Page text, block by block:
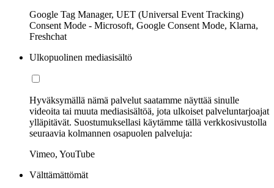
Google Tag Manager, UET (Universal Event Tracking)
Consent Mode - Microsoft, Google Consent Mode, Klarna,
Freshchat
Ulkopuolinen mediasisältö
Hyväksymällä nämä palvelut saatamme näyttää sinulle
videoita tai muuta mediasisältöä, jota ulkoiset palveluntarjoajat
ylläpitävät. Suostumuksellasi käytämme tällä verkkosivustolla
seuraavia kolmannen osapuolen palveluja:
Vimeo, YouTube
Välttämättömät